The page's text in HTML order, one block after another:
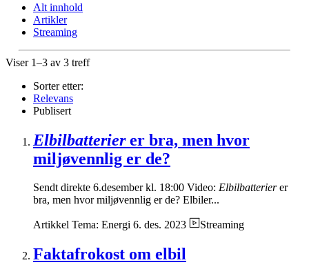
Alt innhold
Artikler
Streaming
Viser 1–3 av 3 treff
Sorter etter:
Relevans
Publisert
Elbilbatterierer bra, men hvor
miljøvennlig er de?
Sendt direkte 6.desember kl. 18:00 Video: Elbilbatterierer
bra, men hvor miljøvennlig er de? Elbiler...
Artikkel Tema: Energi 6. des. 2023 Streaming
Faktafrokost om elbil